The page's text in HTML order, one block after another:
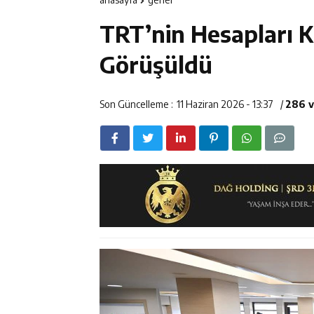
Erzincan’da
12:13 Erzincan Erkek
12:19 Umre Ödüllü
TRT’nin Hesapları
Görüşüldü
Son Güncelleme : 11 Haziran 2026 - 13:37 /286